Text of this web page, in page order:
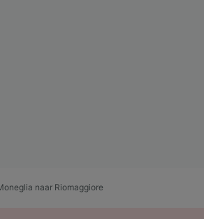
naar Riomaggiore